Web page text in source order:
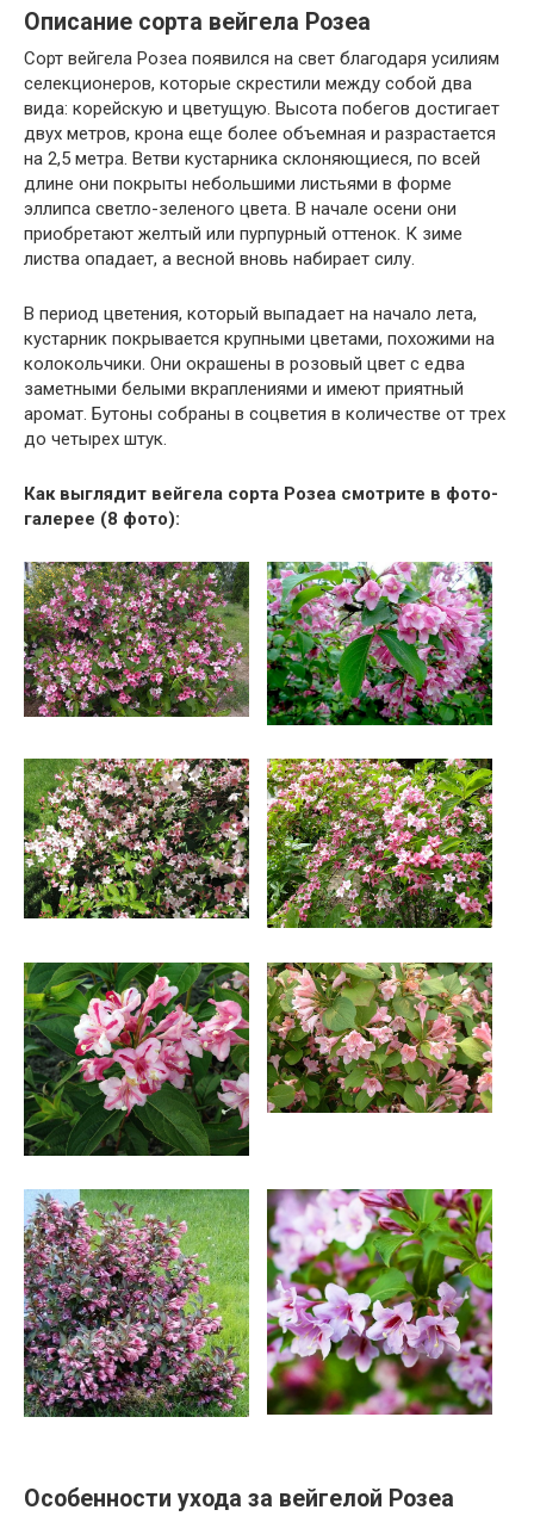
Описание сорта вейгела Розеа
Сорт вейгела Розеа появился на свет благодаря усилиям
селекционеров, которые скрестили между собой два
вида: корейскую и цветущую. Высота побегов достигает
двух метров, крона еще более объемная и разрастается
на 2,5 метра. Ветви кустарника склоняющиеся, по всей
длине они покрыты небольшими листьями в форме
эллипса светло-зеленого цвета. В начале осени они
приобретают желтый или пурпурный оттенок. К зиме
листва опадает, а весной вновь набирает силу.
В период цветения, который выпадает на начало лета,
кустарник покрывается крупными цветами, похожими на
колокольчики. Они окрашены в розовый цвет с едва
заметными белыми вкраплениями и имеют приятный
аромат. Бутоны собраны в соцветия в количестве от трех
до четырех штук.
Как выглядит вейгела сорта Розеа смотрите в фото-
галерее (8 фото):
Особенности ухода за вейгелой Розеа